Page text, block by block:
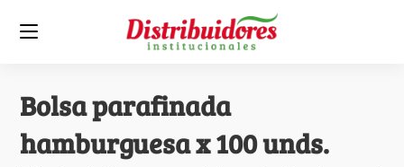
Bolsa parafinada
hamburguesa x 100 unds.